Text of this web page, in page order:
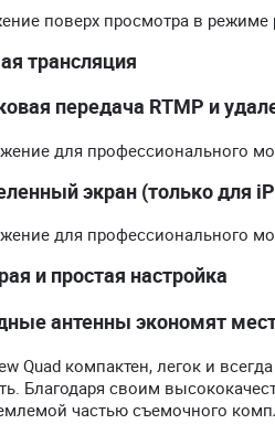
поверх просмотра в режиме
трансляция
передача RTMP и
для профессионального
экран (только для
для профессионального
и простая настройка
антенны экономят
Quad компактен, легок и
Благодаря своим
частью съемочного